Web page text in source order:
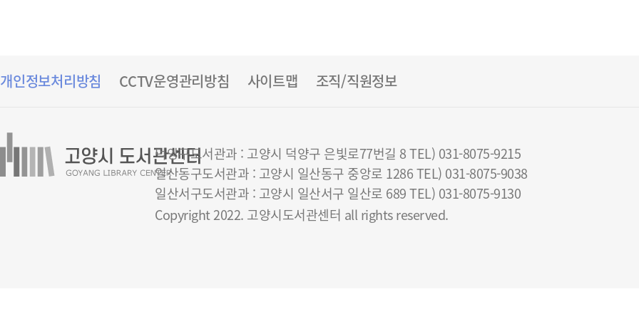
개인정보처리방침 CCTV운영관리방침 사이트맵 조직/직원정보
덕양구도서관과 : 고양시 덕양구 은빛로77번길 8 TEL) 031-8075-9215
일산동구도서관과 : 고양시 일산동구 중앙로 1286 TEL) 031-8075-9038
일산서구도서관과 : 고양시 일산서구 일산로 689 TEL) 031-8075-9130
Copyright 2022. 고양시도서관센터 all rights reserved.